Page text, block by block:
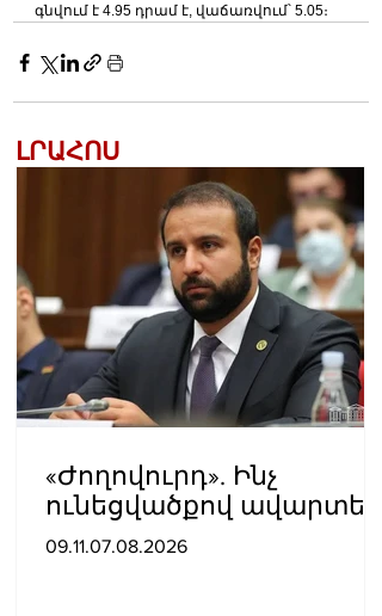
գնվում է 4.95 դրամ է, վաճառվում՝ 5.05։
ԼՐԱՀՈՍ
«Ժողովուրդ». Ինչ
ունեցվածքով ավարտեց
պատգամավորական
09.11.07.08.2026